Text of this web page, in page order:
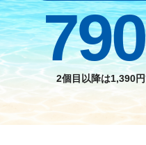
790
2個目以降は1,390